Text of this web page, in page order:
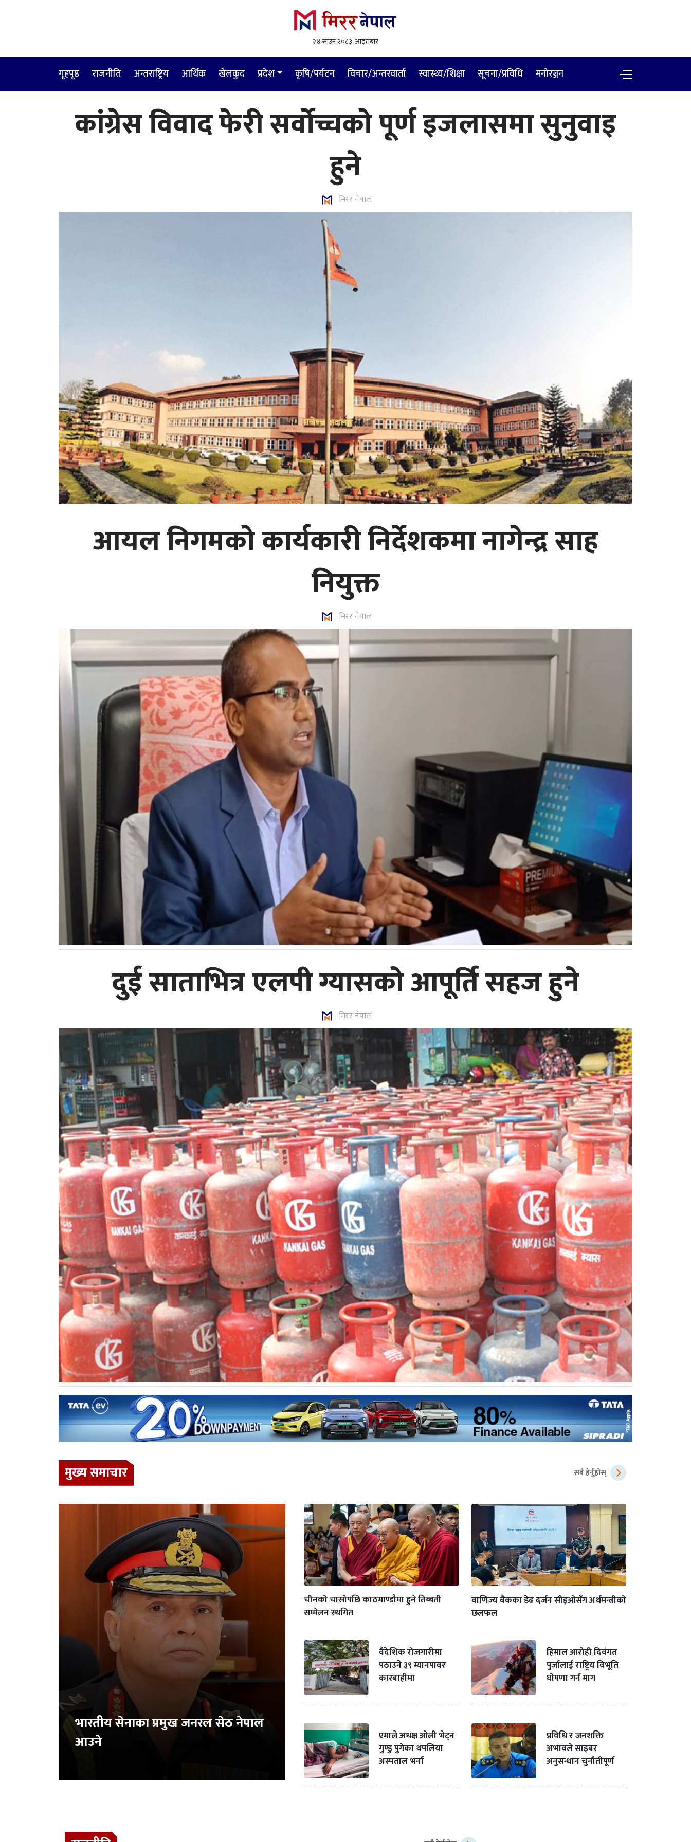
२४ साउन २०८३, आइतबार
गृहपृष्ठ राजनीति अन्तराष्ट्रिय आर्थिक खेलकुद प्रदेश कृषि/पर्यटन विचार/अन्तरवार्ता स्वास्थ्य/शिक्षा सूचना/प्रविधि मनोरञ्जन
कांग्रेस विवाद फेरी सर्वोच्चको पूर्ण इजलासमा सुनुवाइ
हुने
मिरर नेपाल
आयल निगमको कार्यकारी निर्देशकमा नागेन्द्र साह
नियुक्त
मिरर नेपाल
दुई साताभित्र एलपी ग्यासको आपूर्ति सहज हुने
मिरर नेपाल
मुख्य समाचार सबै हेर्नुहोस्
भारतीय सेनाका प्रमुख जनरल सेठ नेपाल
आउने
चीनको चासोपछि काठमाण्डौमा हुने तिब्बती
सम्मेलन स्थगित
वाणिज्य बैंकका डेढ दर्जन सीइओसँग अर्थमन्त्रीको
छलफल
वैदेशिक रोजगारीमा
पठाउने ३९ म्यानपावर
कारबाहीमा
हिमाल आरोही दिवंगत
पुर्जालाई राष्ट्रिय विभूति
घोषणा गर्न माग
एमाले अधक्ष ओली भेट्न
गुण्डु पुगेका थपलिया
अस्पताल भर्ना
प्रविधि र जनशक्ति
अभावले साइबर
अनुसन्धान चुनौतीपूर्ण